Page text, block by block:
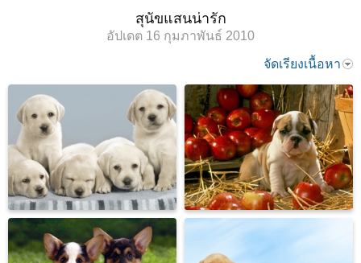
สุนัขแสนน่ารัก
อัปเดต 16 กุมภาพันธ์ 2010
จัดเรียงเนื้อหา